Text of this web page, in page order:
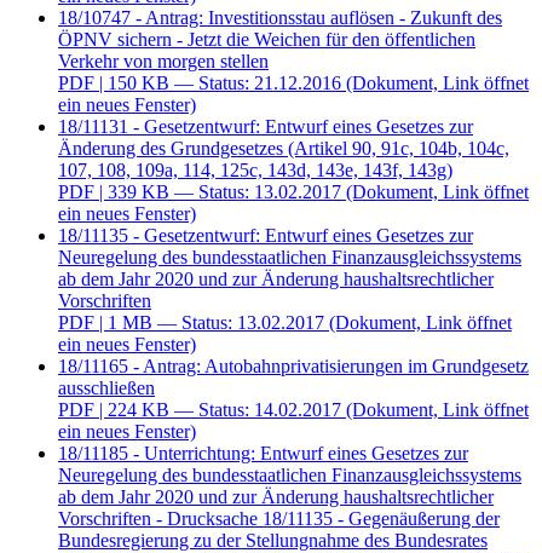
18/10747 - Antrag: Investitionsstau auflösen - Zukunft des
ÖPNV sichern - Jetzt die Weichen für den öffentlichen
Verkehr von morgen stellen
PDF | 150 KB — Status: 21.12.2016 (Dokument, Link öffnet
ein neues Fenster)
18/11131 - Gesetzentwurf: Entwurf eines Gesetzes zur
Änderung des Grundgesetzes (Artikel 90, 91c, 104b, 104c,
107, 108, 109a, 114, 125c, 143d, 143e, 143f, 143g)
PDF | 339 KB — Status: 13.02.2017 (Dokument, Link öffnet
ein neues Fenster)
18/11135 - Gesetzentwurf: Entwurf eines Gesetzes zur
Neuregelung des bundesstaatlichen Finanzausgleichssystems
ab dem Jahr 2020 und zur Änderung haushaltsrechtlicher
Vorschriften
PDF | 1 MB — Status: 13.02.2017 (Dokument, Link öffnet
ein neues Fenster)
18/11165 - Antrag: Autobahnprivatisierungen im Grundgesetz
ausschließen
PDF | 224 KB — Status: 14.02.2017 (Dokument, Link öffnet
ein neues Fenster)
18/11185 - Unterrichtung: Entwurf eines Gesetzes zur
Neuregelung des bundesstaatlichen Finanzausgleichssystems
ab dem Jahr 2020 und zur Änderung haushaltsrechtlicher
Vorschriften - Drucksache 18/11135 - Gegenäußerung der
Bundesregierung zu der Stellungnahme des Bundesrates